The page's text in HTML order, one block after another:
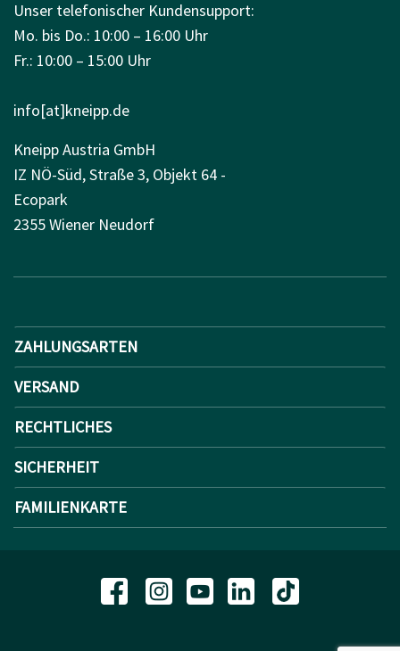
Unser telefonischer Kundensupport:
Mo. bis Do.: 10:00 – 16:00 Uhr
Fr.: 10:00 – 15:00 Uhr
info[at]kneipp.de
Kneipp Austria GmbH
IZ NÖ-Süd, Straße 3, Objekt 64 -
Ecopark
2355 Wiener Neudorf
ZAHLUNGSARTEN
VERSAND
RECHTLICHES
SICHERHEIT
FAMILIENKARTE